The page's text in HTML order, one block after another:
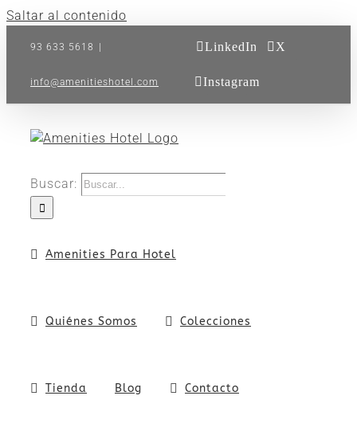
Saltar al contenido
93 633 5618
info@amenitieshotel.com
LinkedIn X
Instagram
Buscar:
Amenities Para Hotel
Quiénes Somos Colecciones
Tienda Blog Contacto